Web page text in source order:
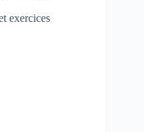
exercices